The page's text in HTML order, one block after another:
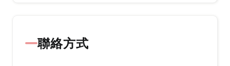
聯絡方式